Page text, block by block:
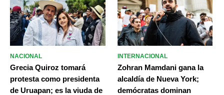
NACIONAL
Grecia Quiroz tomará
protesta como presidenta
de Uruapan; es la viuda de
INTERNACIONAL
Zohran Mamdani gana la
alcaldía de Nueva York;
demócratas dominan